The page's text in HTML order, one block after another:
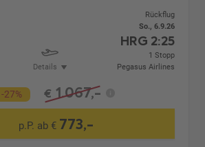
Details
Rückflug
So., 6.9.26
HRG 2:25
1 Stopp
Pegasus Airlines
-27% € 1.067,-
p.P. ab € 773,-